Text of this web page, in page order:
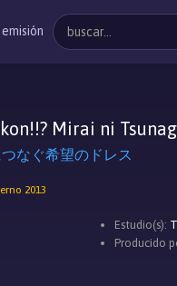
emisión
Mirai ni
なぐ希望のドレス
2013
Estudio(s):
Producido